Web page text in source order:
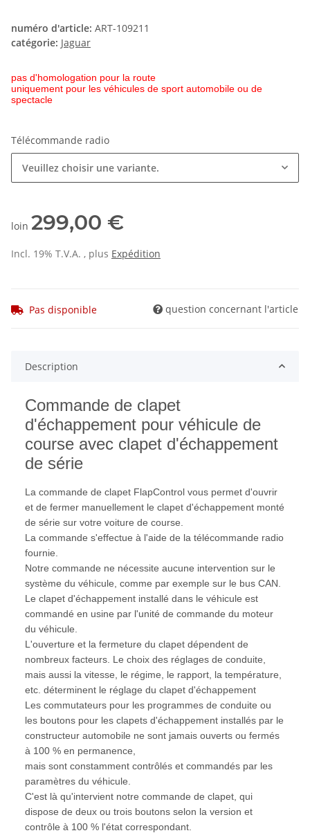
numéro d'article: ART-109211
catégorie: Jaguar
pas d'homologation pour la route
uniquement pour les véhicules de sport automobile ou de
spectacle
Télécommande radio
Veuillez choisir une variante.
loin 299,00 €
Incl. 19% T.V.A. , plus Expédition
Pas disponible question concernant l'article
Description
Commande de clapet
d'échappement pour véhicule de
course avec clapet d'échappement
de série
La commande de clapet FlapControl vous permet d'ouvrir
et de fermer manuellement le clapet d'échappement monté
de série sur votre voiture de course.
La commande s'effectue à l'aide de la télécommande radio
fournie.
Notre commande ne nécessite aucune intervention sur le
système du véhicule, comme par exemple sur le bus CAN.
Le clapet d'échappement installé dans le véhicule est
commandé en usine par l'unité de commande du moteur
du véhicule.
L'ouverture et la fermeture du clapet dépendent de
nombreux facteurs. Le choix des réglages de conduite,
mais aussi la vitesse, le régime, le rapport, la température,
etc. déterminent le réglage du clapet d'échappement
Les commutateurs pour les programmes de conduite ou
les boutons pour les clapets d'échappement installés par le
constructeur automobile ne sont jamais ouverts ou fermés
à 100 % en permanence,
mais sont constamment contrôlés et commandés par les
paramètres du véhicule.
C'est là qu'intervient notre commande de clapet, qui
dispose de deux ou trois boutons selon la version et
contrôle à 100 % l'état correspondant.